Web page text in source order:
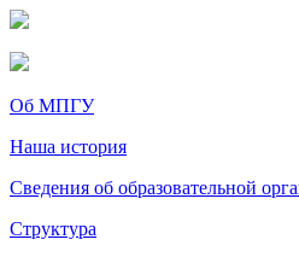
Об МПГУ
Наша история
Сведения об образовательной
Структура